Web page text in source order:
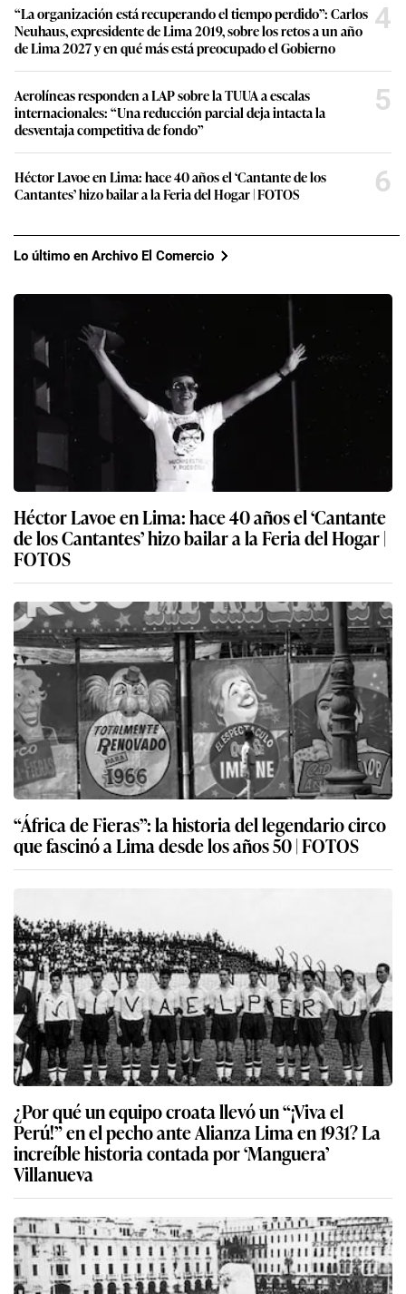
“La organización está recuperando el tiempo perdido”: Carlos
Neuhaus, expresidente de Lima 2019, sobre los retos a un año
de Lima 2027 y en qué más está preocupado el Gobierno
4
Aerolíneas responden a LAP sobre la TUUA a escalas
internacionales: “Una reducción parcial deja intacta la
desventaja competitiva de fondo”
5
Héctor Lavoe en Lima: hace 40 años el ‘Cantante de los
Cantantes’ hizo bailar a la Feria del Hogar | FOTOS
6
Lo último en Archivo El Comercio
Héctor Lavoe en Lima: hace 40 años el ‘Cantante
de los Cantantes’ hizo bailar a la Feria del Hogar |
FOTOS
“África de Fieras”: la historia del legendario circo
que fascinó a Lima desde los años 50 | FOTOS
¿Por qué un equipo croata llevó un “¡Viva el
Perú!” en el pecho ante Alianza Lima en 1931? La
increíble historia contada por ‘Manguera’
Villanueva